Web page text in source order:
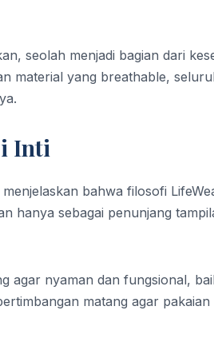
seolah menjadi bagian dari
material yang breathable,
Inti
menjelaskan bahwa filosofi
hanya sebagai penunjang
agar nyaman dan fungsional,
matang agar